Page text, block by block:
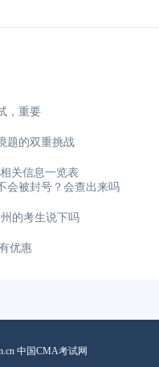
，重要
题的双重挑战
关信息一览表
会被封号？会查出来吗
的考生说下吗
优惠
中国CMA考试网